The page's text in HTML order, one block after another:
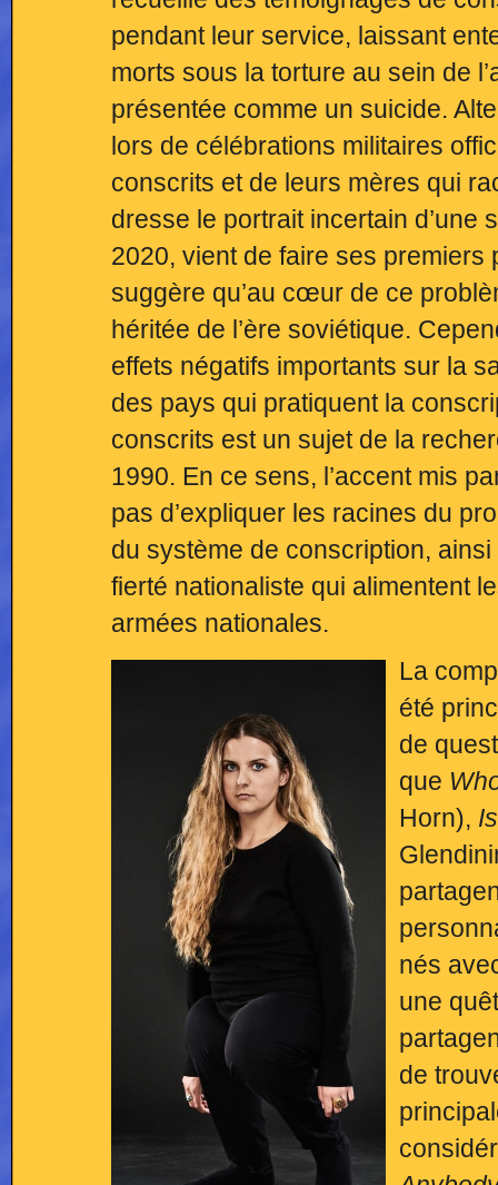
pendant leur service, laissant
morts sous la torture au sein de
présentée comme un suicide.
lors de célébrations militaires
conscrits et de leurs mères qui
dresse le portrait incertain d’une
2020, vient de faire ses
suggère qu’au cœur de ce
héritée de l’ère soviétique.
effets négatifs importants sur la
des pays qui pratiquent la
conscrits est un sujet de la
1990. En ce sens, l’accent mis
pas d’expliquer les racines du
du système de conscription,
fierté nationaliste qui alimentent
armées nationales.
La
été
de
que
Horn),
nés
une
de